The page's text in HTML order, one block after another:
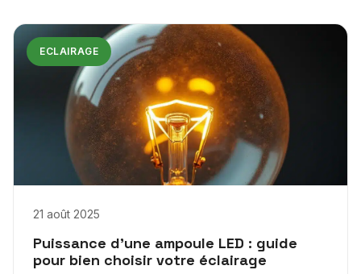
ECLAIRAGE
21 août 2025
Puissance d’une ampoule LED : guide
pour bien choisir votre éclairage